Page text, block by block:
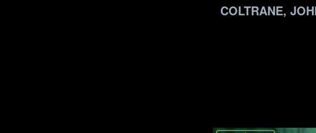
COLTRANE,